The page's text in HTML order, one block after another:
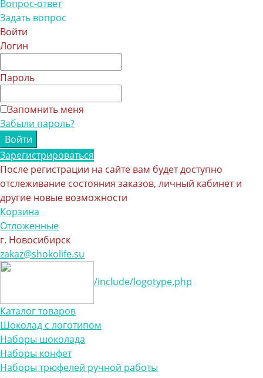
Вопрос-ответ
Задать вопрос
Войти
Логин
Пароль
Запомнить меня
Забыли пароль?
Зарегистрироваться
После регистрации на сайте вам будет доступно
отслеживание состояния заказов, личный кабинет и
другие новые возможности
Корзина
Отложенные
г. Новосибирск
zakaz@shokolife.su
/include/logotype.php
Каталог товаров
Шоколад с логотипом
Наборы шоколада
Наборы конфет
Наборы трюфелей ручной работы